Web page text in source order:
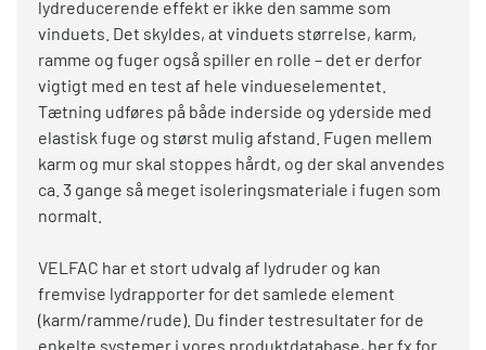
lydreducerende effekt er ikke den samme som
vinduets. Det skyldes, at vinduets størrelse, karm,
ramme og fuger også spiller en rolle – det er derfor
vigtigt med en test af hele vindueselementet.
Tætning udføres på både inderside og yderside med
elastisk fuge og størst mulig afstand. Fugen mellem
karm og mur skal stoppes hårdt, og der skal anvendes
ca. 3 gange så meget isoleringsmateriale i fugen som
normalt.
VELFAC har et stort udvalg af lydruder og kan
fremvise lydrapporter for det samlede element
(karm/ramme/rude). Du finder testresultater for de
enkelte systemer i vores produktdatabase, her fx for